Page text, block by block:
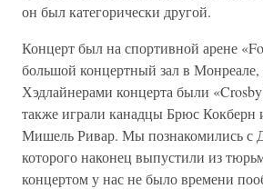
он был категорически другой.
Концерт был на спортивной арене
большой концертный зал в
Хэдлайнерами концерта были
также играли канадцы Брюс Кокберн
Мишель Ривар. Мы познакомились с
которого наконец выпустили из
концертом у нас не было времени